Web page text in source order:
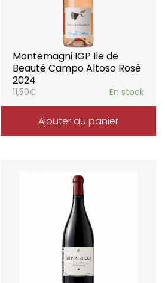
Montemagni IGP Ile de
Beauté Campo Altoso Rosé
2024
11,50€ En stock
Ajouter au panier